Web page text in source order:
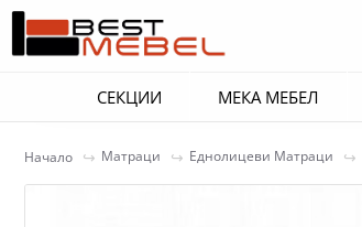
СЕКЦИИ МЕКА МЕБЕЛ
Начало Матраци Еднолицеви Матраци